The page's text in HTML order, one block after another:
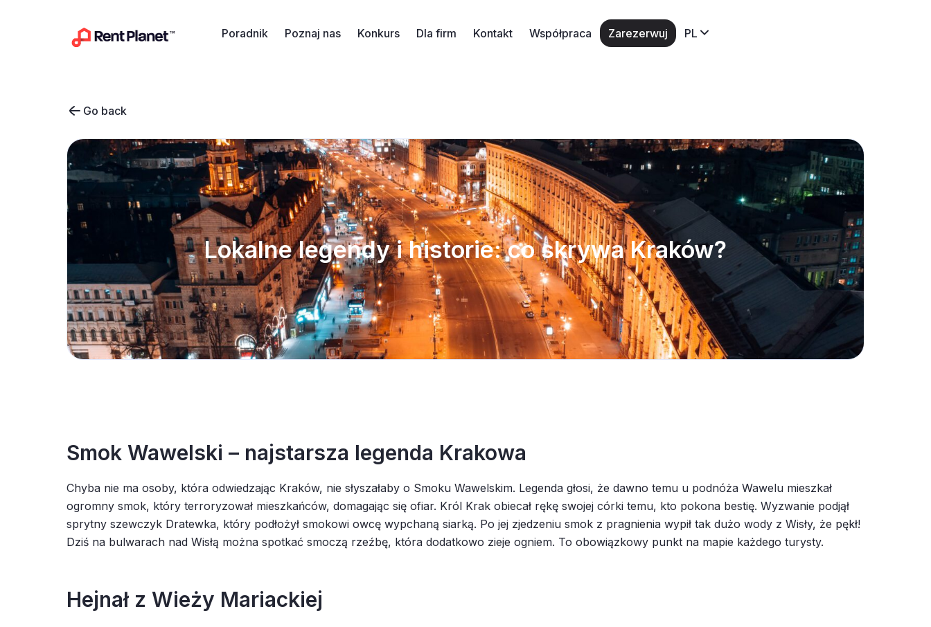
Poradnik
Poznaj nas Konkurs Dla firm Kontakt Współpraca Zarezerwuj PL
Go back
Lokalne legendy i historie: co skrywa Kraków?
Smok Wawelski – najstarsza legenda Krakowa
Chyba nie ma osoby, która odwiedzając Kraków, nie słyszałaby o Smoku Wawelskim. Legenda głosi, że dawno temu u podnóża Wawelu mieszkał
ogromny smok, który terroryzował mieszkańców, domagając się ofiar. Król Krak obiecał rękę swojej córki temu, kto pokona bestię. Wyzwanie podjął
sprytny szewczyk Dratewka, który podłożył smokowi owcę wypchaną siarką. Po jej zjedzeniu smok z pragnienia wypił tak dużo wody z Wisły, że pękł!
Dziś na bulwarach nad Wisłą można spotkać smoczą rzeźbę, która dodatkowo zieje ogniem. To obowiązkowy punkt na mapie każdego turysty.
Hejnał z Wieży Mariackiej